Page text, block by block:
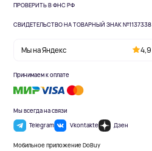
ПРОВЕРИТЬ В ФНС РФ
СВИДЕТЕЛЬСТВО НА ТОВАРНЫЙ ЗНАК №1137338
Мы на Яндекс 4,9
Принимаем к оплате
Мы всегда на связи
Telegram
Vkontakte Дзен
Мобильное приложение DoBuy